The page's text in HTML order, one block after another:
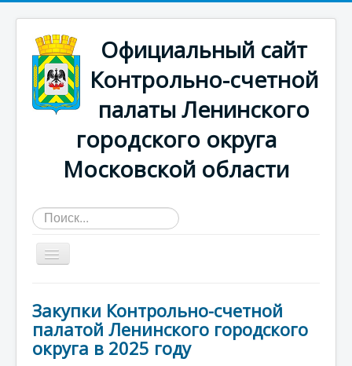
Официальный сайт
Контрольно-счетной
палаты Ленинского
городского округа
Московской области
Искать...
О КСП
Деятельность счетной палаты
Закупки Контрольно-счетной
палатой Ленинского городского
округа в 2025 году